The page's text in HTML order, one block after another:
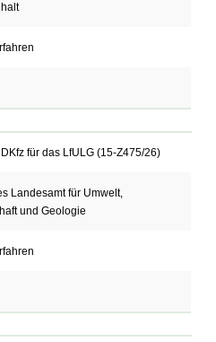
für das LfULG (15-Z475/26)
Landesamt für Umwelt,
und Geologie